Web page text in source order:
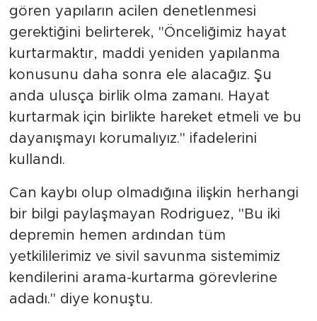
gören yapıların acilen denetlenmesi
gerektiğini belirterek, "Önceliğimiz hayat
kurtarmaktır, maddi yeniden yapılanma
konusunu daha sonra ele alacağız. Şu
anda ulusça birlik olma zamanı. Hayat
kurtarmak için birlikte hareket etmeli ve bu
dayanışmayı korumalıyız." ifadelerini
kullandı.
Can kaybı olup olmadığına ilişkin herhangi
bir bilgi paylaşmayan Rodriguez, "Bu iki
depremin hemen ardından tüm
yetkililerimiz ve sivil savunma sistemimiz
kendilerini arama-kurtarma görevlerine
adadı." diye konuştu.